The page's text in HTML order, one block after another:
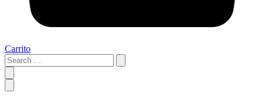
Carrito
Search
…